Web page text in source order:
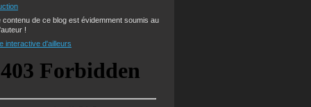
contenu de ce blog est évidemment soumis au
!
interactive d'ailleurs